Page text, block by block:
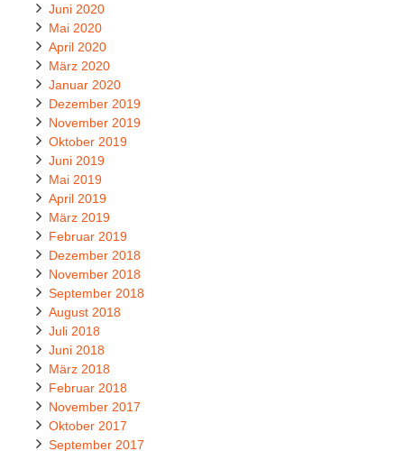
Juni 2020
Mai 2020
April 2020
März 2020
Januar 2020
Dezember 2019
November 2019
Oktober 2019
Juni 2019
Mai 2019
April 2019
März 2019
Februar 2019
Dezember 2018
November 2018
September 2018
August 2018
Juli 2018
Juni 2018
März 2018
Februar 2018
November 2017
Oktober 2017
September 2017